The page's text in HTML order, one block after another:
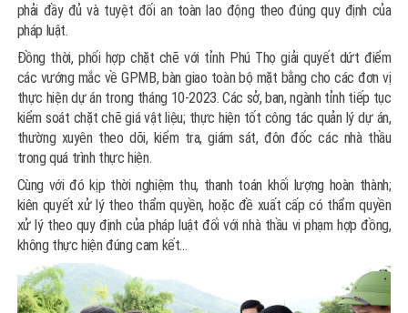
phải đầy đủ và tuyệt đối an toàn lao động theo đúng quy định của
pháp luật.
Đồng thời, phối hợp chặt chẽ với tỉnh Phú Thọ giải quyết dứt điểm
các vướng mắc về GPMB, bàn giao toàn bộ mặt bằng cho các đơn vị
thực hiện dự án trong tháng 10-2023. Các sở, ban, ngành tỉnh tiếp tục
kiểm soát chặt chẽ giá vật liệu; thực hiện tốt công tác quản lý dự án,
thường xuyên theo dõi, kiểm tra, giám sát, đôn đốc các nhà thầu
trong quá trình thực hiện.
Cùng với đó kịp thời nghiệm thu, thanh toán khối lượng hoàn thành;
kiên quyết xử lý theo thẩm quyền, hoặc đề xuất cấp có thẩm quyền
xử lý theo quy định của pháp luật đối với nhà thầu vi phạm hợp đồng,
không thực hiện đúng cam kết…